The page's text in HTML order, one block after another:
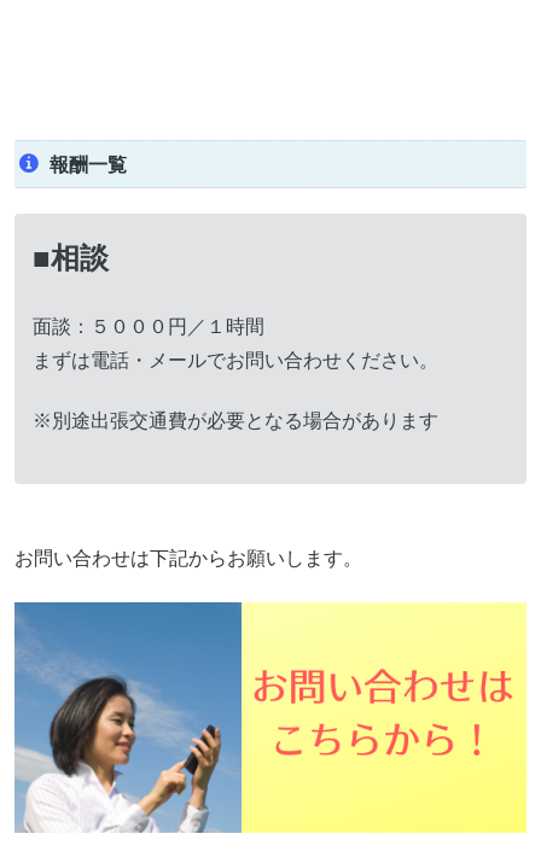
報酬一覧
■相談
面談：５０００円／１時間
まずは電話・メールでお問い合わせください。
※別途出張交通費が必要となる場合があります
お問い合わせは下記からお願いします。